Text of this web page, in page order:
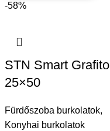
-58%
STN Smart Grafito
25×50
Fürdőszoba burkolatok,
Konyhai burkolatok